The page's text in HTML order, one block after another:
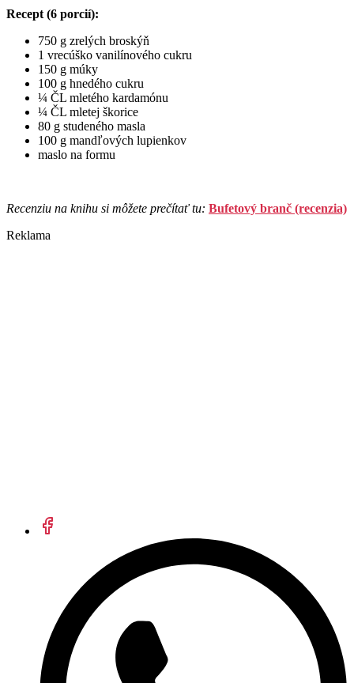
Recept (6 porcií):
750 g zrelých broskýň
1 vrecúško vanilínového cukru
150 g múky
100 g hnedého cukru
¼ ČL mletého kardamónu
¼ ČL mletej škorice
80 g studeného masla
100 g mandľových lupienkov
maslo na formu
Recenziu na knihu si môžete prečítať tu: Bufetový branč (recenzia)
Reklama